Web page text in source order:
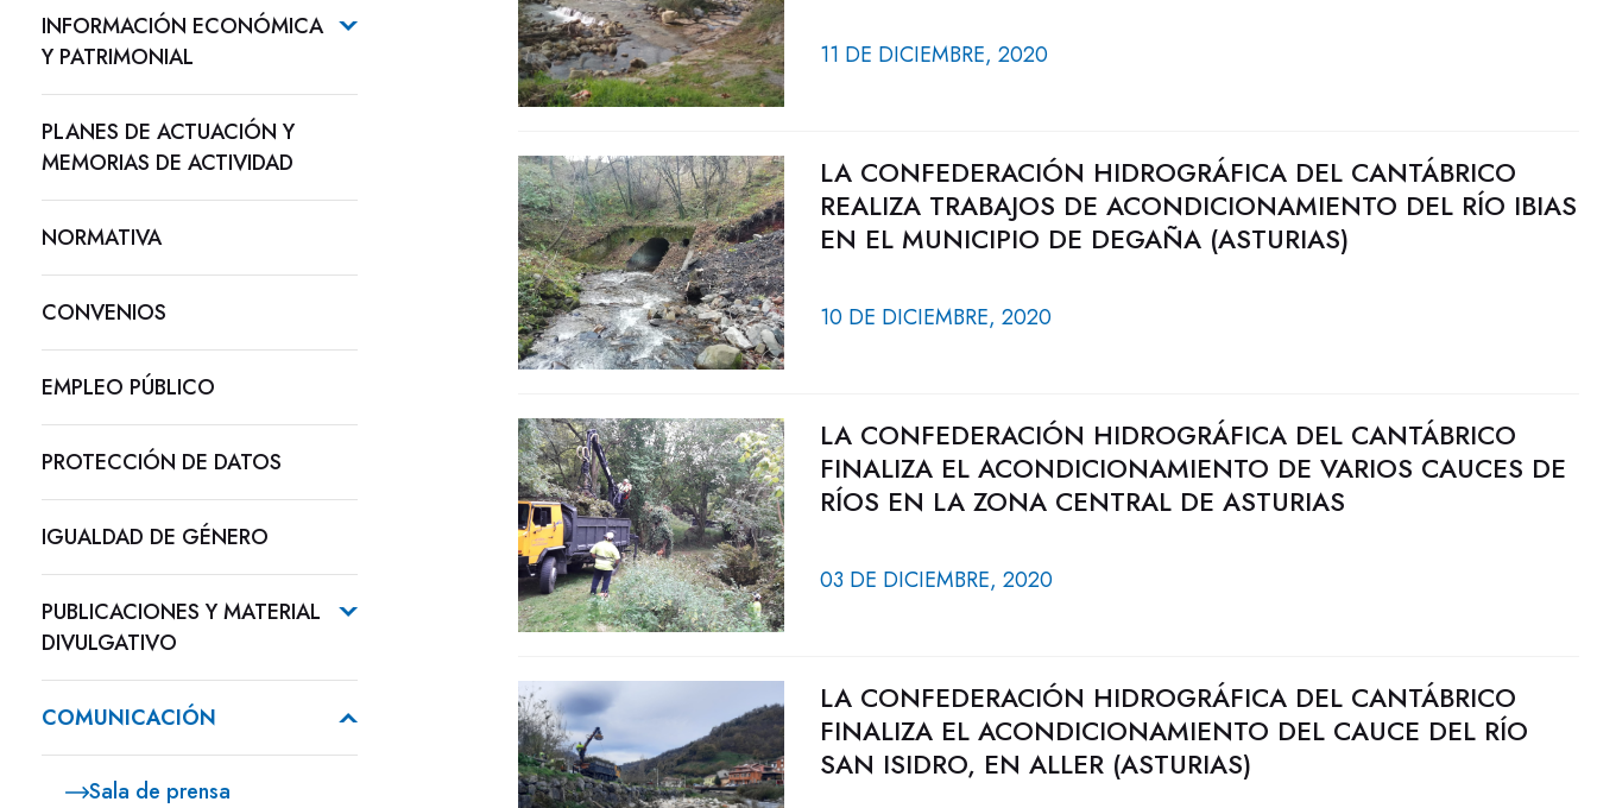
INFORMACIÓN ECONÓMICA
Y PATRIMONIAL
PLANES DE ACTUACIÓN Y
MEMORIAS DE ACTIVIDAD
NORMATIVA
CONVENIOS
EMPLEO PÚBLICO
PROTECCIÓN DE DATOS
IGUALDAD DE GÉNERO
PUBLICACIONES Y MATERIAL
DIVULGATIVO
COMUNICACIÓN
Sala de prensa
11 DE DICIEMBRE, 2020
LA CONFEDERACIÓN HIDROGRÁFICA DEL CANTÁBRICO
REALIZA TRABAJOS DE ACONDICIONAMIENTO DEL RÍO IBIAS
EN EL MUNICIPIO DE DEGAÑA (ASTURIAS)
10 DE DICIEMBRE, 2020
LA CONFEDERACIÓN HIDROGRÁFICA DEL CANTÁBRICO
FINALIZA EL ACONDICIONAMIENTO DE VARIOS CAUCES DE
RÍOS EN LA ZONA CENTRAL DE ASTURIAS
03 DE DICIEMBRE, 2020
LA CONFEDERACIÓN HIDROGRÁFICA DEL CANTÁBRICO
FINALIZA EL ACONDICIONAMIENTO DEL CAUCE DEL RÍO
SAN ISIDRO, EN ALLER (ASTURIAS)